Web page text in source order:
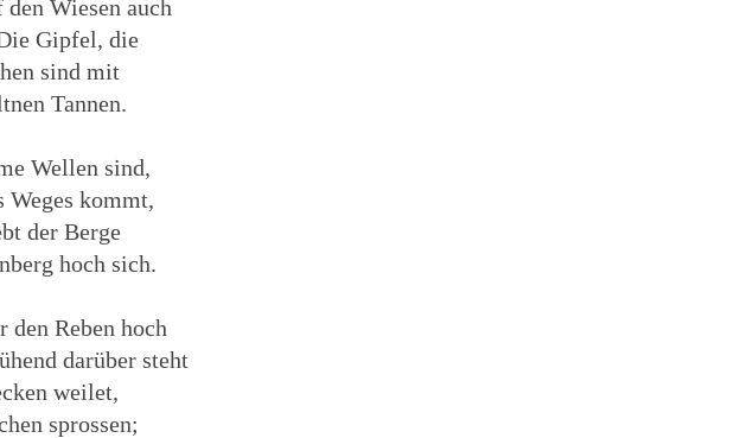
Wiesen auch
Gipfel, die
sind mit
Tannen.
Wellen sind,
Weges kommt,
der Berge
hoch sich.
den Reben hoch
darüber steht
weilet,
sprossen;